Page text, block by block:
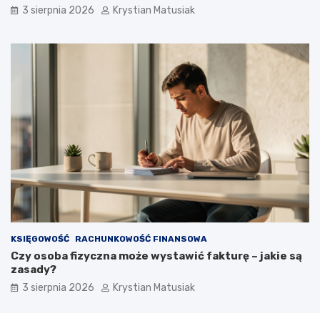
3 sierpnia 2026 Krystian Matusiak
KSIĘGOWOŚĆ RACHUNKOWOŚĆ FINANSOWA
Czy osoba fizyczna może wystawić fakturę – jakie są
zasady?
3 sierpnia 2026 Krystian Matusiak